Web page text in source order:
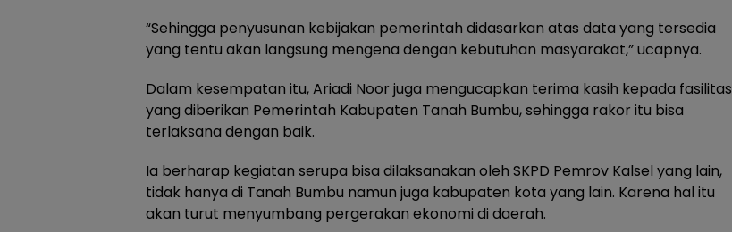
“Sehingga penyusunan kebijakan pemerintah didasarkan atas data yang tersedia
yang tentu akan langsung mengena dengan kebutuhan masyarakat,” ucapnya.
Dalam kesempatan itu, Ariadi Noor juga mengucapkan terima kasih kepada fasilitas
yang diberikan Pemerintah Kabupaten Tanah Bumbu, sehingga rakor itu bisa
terlaksana dengan baik.
Ia berharap kegiatan serupa bisa dilaksanakan oleh SKPD Pemrov Kalsel yang lain,
tidak hanya di Tanah Bumbu namun juga kabupaten kota yang lain. Karena hal itu
akan turut menyumbang pergerakan ekonomi di daerah.